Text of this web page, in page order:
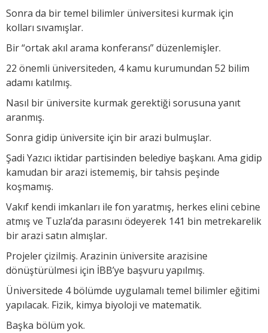
Sonra da bir temel bilimler üniversitesi kurmak için
kolları sıvamışlar.
Bir “ortak akıl arama konferansı” düzenlemişler.
22 önemli üniversiteden, 4 kamu kurumundan 52 bilim
adamı katılmış.
Nasıl bir üniversite kurmak gerektiği sorusuna yanıt
aranmış.
Sonra gidip üniversite için bir arazi bulmuşlar.
Şadi Yazıcı iktidar partisinden belediye başkanı. Ama gidip
kamudan bir arazi istememiş, bir tahsis peşinde
koşmamış.
Vakıf kendi imkanları ile fon yaratmış, herkes elini cebine
atmış ve Tuzla’da parasını ödeyerek 141 bin metrekarelik
bir arazi satın almışlar.
Projeler çizilmiş. Arazinin üniversite arazisine
dönüştürülmesi için İBB’ye başvuru yapılmış.
Üniversitede 4 bölümde uygulamalı temel bilimler eğitimi
yapılacak. Fizik, kimya biyoloji ve matematik.
Başka bölüm yok.